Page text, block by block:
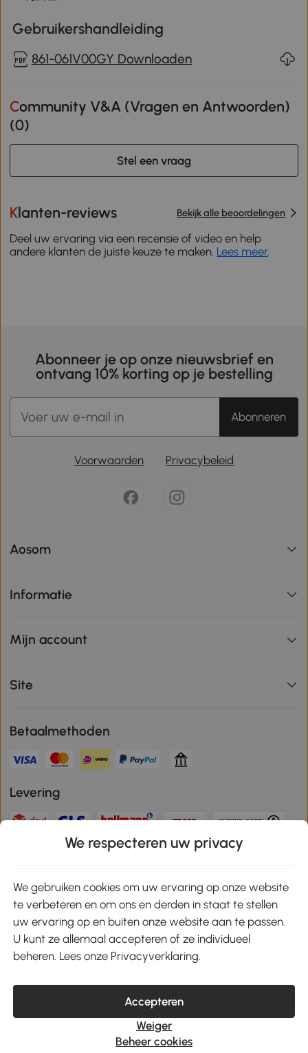
Gebruikershandleiding
861-061V00GY Downloaden
Community V&A (Vragen en Antwoorden)
(0)
Stel een vraag
Klanten-reviews Bekijk alle beoordelingen
Deel uw ervaring via een recensie of video en help
andere klanten de juiste keuze te maken. Lees meer.
Abonneer je op onze nieuwsbrief en
ontvang 10% korting op je bestelling
Abonneren
Voorwaarden Privacybeleid
Aosom
Informatie
Mijn account
Site
Betaalmethoden
Levering
Veilige betaling
Download de app en ontvang 10% korting!
Google Play
klantenservice@aosom.nl
MH Handel GmbH, Wendenstrasse 309, 20537 Hamburg
© 2021-2026 Aosom heeft alle rechten voorbehouden.
We respecteren uw privacy
We gebruiken cookies om uw ervaring op onze website
te verbeteren en om ons en derden in staat te stellen
uw ervaring op en buiten onze website aan te passen.
U kunt ze allemaal accepteren of ze individueel
beheren. Lees onze Privacyverklaring.
Accepteren
Weiger
Beheer cookies